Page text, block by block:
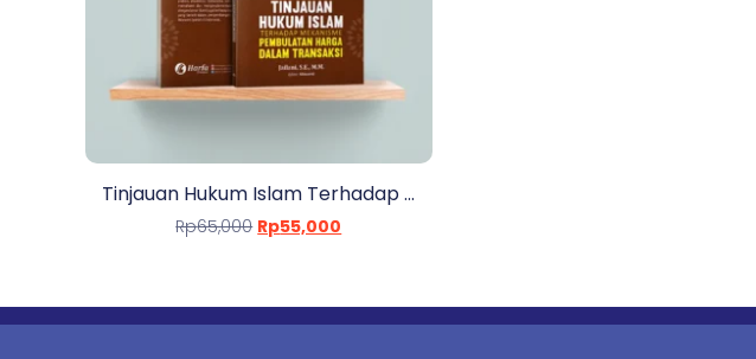
Tinjauan Hukum Islam Terhadap ...
Rp65,000 Rp55,000